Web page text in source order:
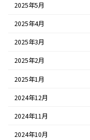
2025年5月
2025年4月
2025年3月
2025年2月
2025年1月
2024年12月
2024年11月
2024年10月